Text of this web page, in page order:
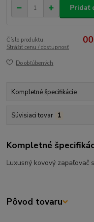
Pridať
Číslo produktu:
Strážiť cenu / dostupnosť
Do obľúbených
Kompletné špecifikácie
Súvisiaci tovar 1
Kompletné
Luxusný kovový zapaľovač
Pôvod tovaru